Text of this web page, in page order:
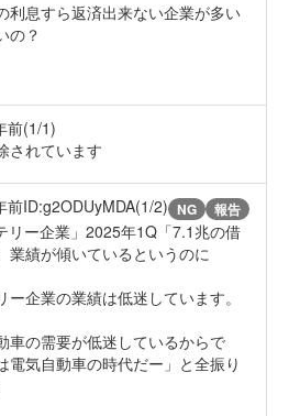
利息すら返済出来ない企業が多い
の？
前(1/1)
されています
前ID:g2ODUyMDA(1/2) NG 報告
リー企業」2025年1Q「7.1兆の借
業績が傾いているというのに
ー企業の業績は低迷しています。
車の需要が低迷しているからで
電気自動車の時代だー」と全振り